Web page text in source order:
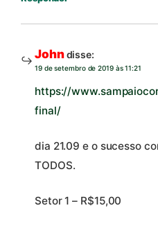
Johndisse:
19 de setembro de 2019 às 11:21
https://
final/
dia 21.09 e o sucesso
TODOS.
Setor 1 – R$15,00